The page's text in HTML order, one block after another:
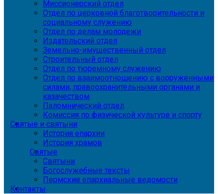
Миссионерский отдел
Отдел по церковной благотворительности и
социальному служению
Отдел по делам молодежи
Издательский отдел
Земельно-имущественный отдел
Строительный отдел
Отдел по тюремному служению
Отдел по взаимоотношению с вооруженными
силами, правоохранительными органами и
казачеством
Паломнический отдел
Комиссия по физической культуре и спорту
Святые и святыни
История епархии
История храмов
Святые
Святыни
Богослужебные тексты
Пермские епархиальные ведомости
Контакты